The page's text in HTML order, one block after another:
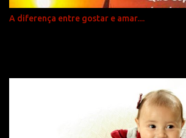
felicidade está durante a subida. Aprendi
aproveitar da viagem e não apenas pensar na
A diferença entre gostar e amar....